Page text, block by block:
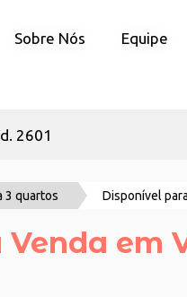
Sobre Nós Equipe
Sobre Nós Equipe
2601
3 quartos Disponível para
Venda em